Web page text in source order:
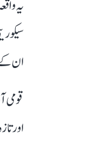
یہ
ان
قومی
اور